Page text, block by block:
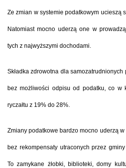
Ze zmian w systemie podatkowym ucieszą
Natomiast mocno uderzą one w
tych z najwyższymi dochodami.
Składka zdrowotna dla
bez możliwości odpisu od podatku, co w
ryczałtu z 19% do 28%.
Zmiany podatkowe bardzo mocno uderzą w
bez rekompensaty utraconych przez
To zamykane żłobki, biblioteki, domy